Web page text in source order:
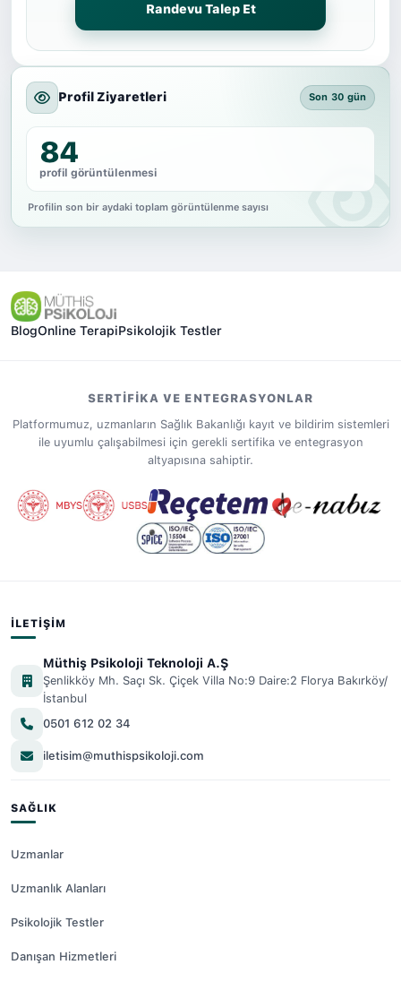
Randevu Talep Et
Profil Ziyaretleri Son 30 gün
84
profil görüntülenmesi
Profilin son bir aydaki toplam görüntülenme sayısı
BlogOnline TerapiPsikolojik Testler
SERTIFIKA VE ENTEGRASYONLAR
Platformumuz, uzmanların Sağlık Bakanlığı kayıt ve bildirim sistemleri
ile uyumlu çalışabilmesi için gerekli sertifika ve entegrasyon
altyapısına sahiptir.
İLETIŞIM
Müthiş Psikoloji Teknoloji A.Ş
Şenlikköy Mh. Saçı Sk. Çiçek Villa No:9 Daire:2 Florya Bakırköy/
İstanbul
0501 612 02 34
iletisim@muthispsikoloji.com
SAĞLIK
Uzmanlar
Uzmanlık Alanları
Psikolojik Testler
Danışan Hizmetleri